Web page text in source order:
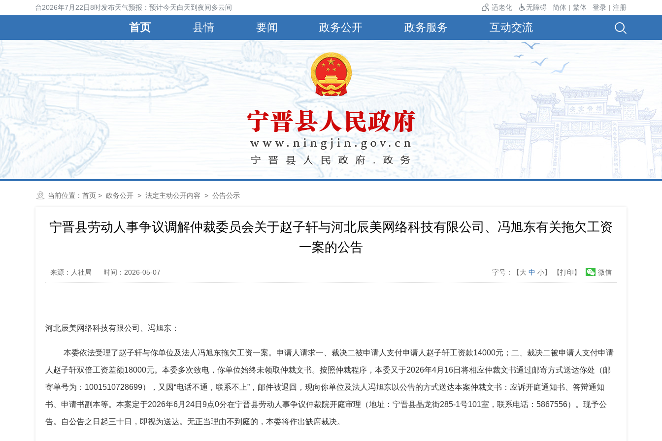
晋县气象台2026年7月22日8时发布天气预报：预计今天白天到夜间多云间阴，有小到中雨，偏南风4～5级，阵风6～8级，最高气温30℃，最低气温24℃。 适老化 无障碍 简体 繁体 登录 注册
首页 县情 要闻 政务公开 政务服务 互动交流
当前位置： 首页 > 政务公开 > 法定主动公开内容 > 公告公示
宁晋县劳动人事争议调解仲裁委员会关于赵子轩与河北辰美网络科技有限公司、冯旭东有关拖欠工资
一案的公告
来源：人社局 时间：2026-05-07 微信
字号：【大 中 小】 【打印】
河北辰美网络科技有限公司、冯旭东 ：
本委依法受理了赵子轩与你单位及法人冯旭东拖欠工资一案。申请人请求一、 裁决二被申请人支付申请人赵子轩工资款14000元；二、裁决二被申请人支付申请
人赵子轩双倍工资差额18000元。本委多次致电，你单位始终未领取仲裁文书。按照仲裁程序，本委又于2026年4月16日将相应仲裁文书通过邮寄方式送达你处（邮
寄单号为：1001510728699）， 又因“电话不通，联系不上”， 邮件被退回，现向你单位及法人冯旭东以公告的方式送达本案仲裁文书：应诉开庭通知书、答辩通知
书、申请书副本等。本案定于2026年6月24日9点0分在宁晋县劳动人事争议仲裁院开庭审理（地址：宁晋县晶龙街285-1号101室，联系电话：5867556）。现予公
告。自公告之日起三十日，即视为送达。无正当理由不到庭的，本委将作出缺席裁决。